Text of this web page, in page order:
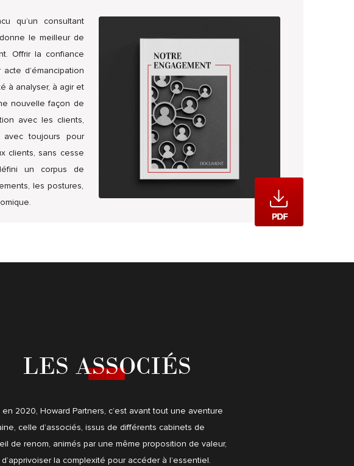
qu’un consultant
le meilleur de
Offrir la confiance
d’émancipation
à analyser, à agir et
nouvelle façon de
avec les clients,
avec toujours pour
clients, sans cesse
un corpus de
les postures,
LES ASSOCIÉS
2020, Howard Partners, c’est avant tout une aventure
celle d’associés, issus de différents cabinets de
de renom, animés par une même proposition de valeur,
la complexité pour accéder à l’essentiel.